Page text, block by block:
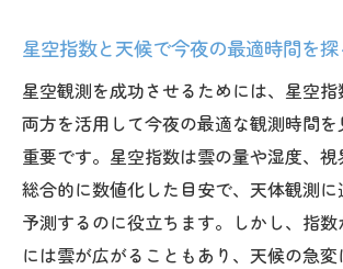
星空指数と天候データの違いを
星空指数 当たらない要因の構
星空指数が当たらない理由と対策
星空指数 当たらない時の主な
天候や雲量が星空指数に及ぼ
星空指数 GPVを用いた補完方法
星空指数と天候で今夜の最適時間を探
星空観測を成功させるためには、星空
両方を活用して今夜の最適な観測時間
重要です。星空指数は雲の量や湿度、
総合的に数値化した目安で、天体観測
予測するのに役立ちます。しかし、指
には雲が広がることもあり、天候の急